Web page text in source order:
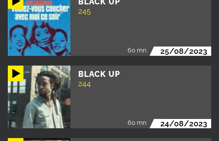
245
60 mn 25/08/2023
BLACK UP
244
60 mn 24/08/2023